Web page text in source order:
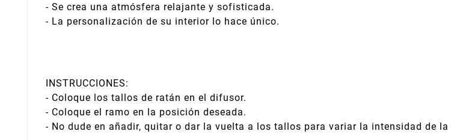
- Se crea una atmósfera relajante y sofisticada.
- La personalización de su interior lo hace único.
INSTRUCCIONES:
- Coloque los tallos de ratán en el difusor.
- Coloque el ramo en la posición deseada.
- No dude en añadir, quitar o dar la vuelta a los tallos para variar la intensidad de